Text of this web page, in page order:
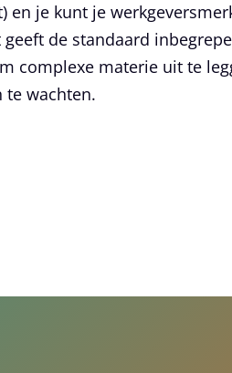
en je kunt je
de standaard
complexe materie uit te
te wachten.